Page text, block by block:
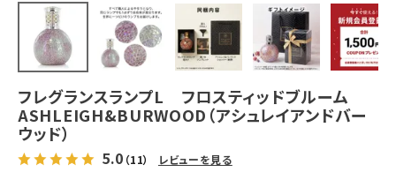
フレグランスランプL フロスティッドブルーム
ASHLEIGH&BURWOOD（アシュレイアンドバー
ウッド）
5.0 （11）
レビューを見る